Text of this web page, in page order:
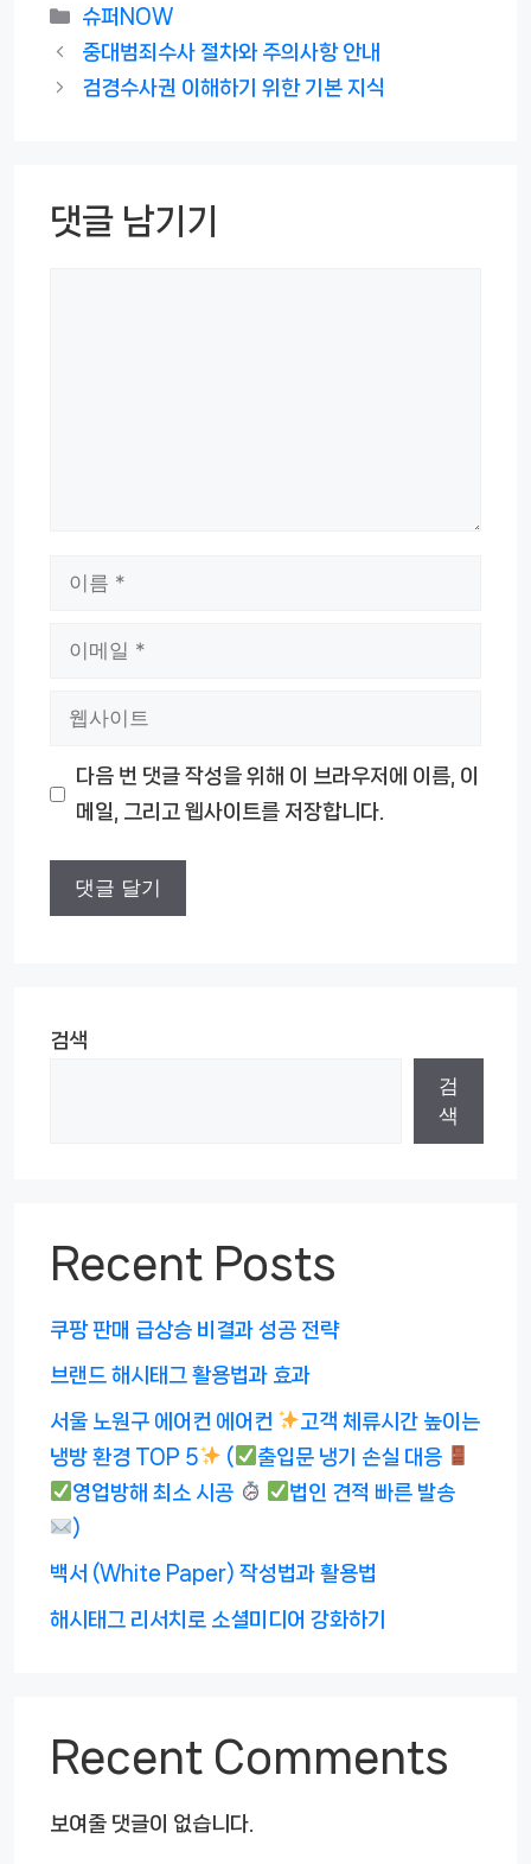
카
테
리
슈퍼NOW
중대범죄수사 절차와 주의사항 안내
검경수사권 이해하기 위한 기본 지식
댓글 남기기
다음 번 댓글 작성을 위해 이 브라우저에 이름, 이
메일, 그리고 웹사이트를 저장합니다.
검색
검
색
Recent Posts
쿠팡 판매 급상승 비결과 성공 전략
브랜드 해시태그 활용법과 효과
서울 노원구 에어컨 에어컨
고객 체류시간 높이는
냉방 환경 TOP 5
(
출입문 냉기 손실 대응
영업방해 최소 시공
법인 견적 빠른 발송
)
백서 (White Paper) 작성법과 활용법
해시태그 리서치로 소셜미디어 강화하기
Recent Comments
보여줄 댓글이 없습니다.